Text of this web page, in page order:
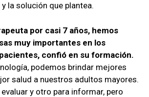
la solución que plantea.
por casi 7 años, hemos
muy importantes en los
confió en su formación.
podemos brindar mejores
salud a nuestros adultos mayores.
y otro para informar, pero